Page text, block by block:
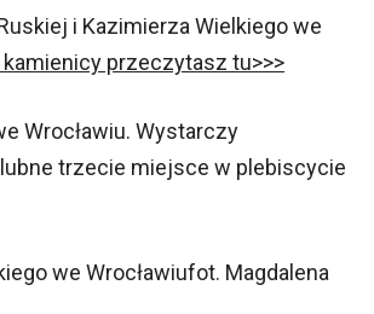
i Kazimierza Wielkiego we
przeczytasz tu>>>
Wrocławiu. Wystarczy
trzecie miejsce w plebiscycie
fot. Magdalena